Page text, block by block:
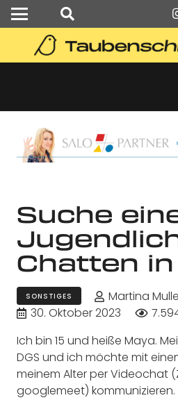
Suche
Chatten in
SONSTIGES
Martina
30. Oktober 2023
Ich bin 15 und heiße Maya.
DGS und ich möchte mit
meinem Alter per Videochat
googlemeet) kommunizieren.